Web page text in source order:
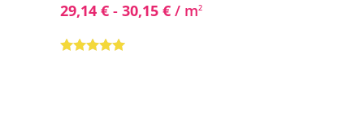
29,14 € - 30,15 € / m2